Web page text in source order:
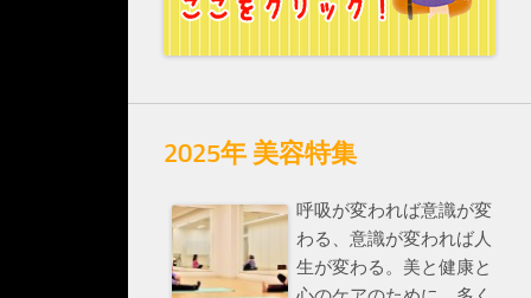
2025年 美容特集
呼吸が変われば意識が変
わる、意識が変われば人
生が変わる。美と健康と